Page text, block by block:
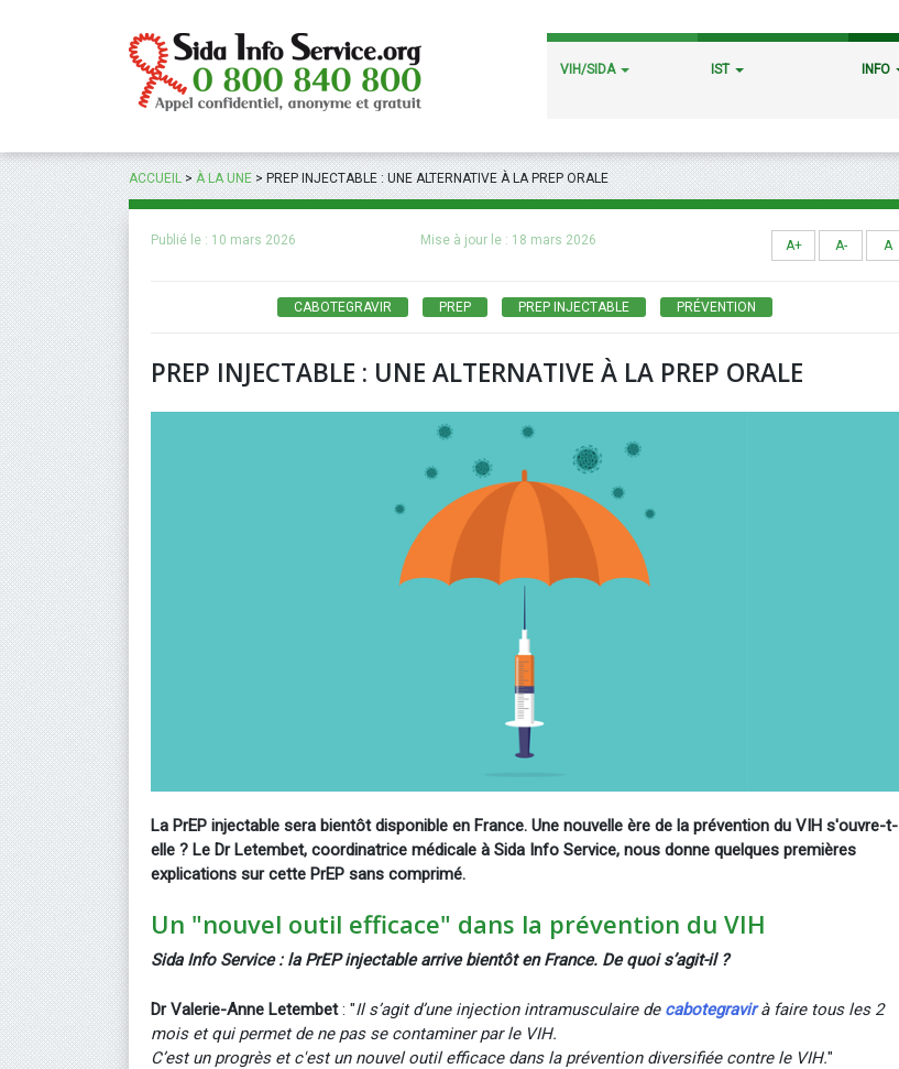
VIH/SIDA IST INFO
ACCUEIL>À LA UNE>PREP INJECTABLE : UNE ALTERNATIVE À LA PREP ORALE
Publié le : 10 mars 2026 Mise à jour le : 18 mars 2026 A+ A- A
CABOTEGRAVIR PREP PREP INJECTABLE PRÉVENTION
PREP INJECTABLE : UNE ALTERNATIVE À LA PREP ORALE
La PrEP injectable sera bientôt disponible en France. Une nouvelle ère de la prévention du VIH s'ouvre-t-
elle ? Le Dr Letembet, coordinatrice médicale à Sida Info Service, nous donne quelques premières
explications sur cette PrEP sans comprimé.
Un "nouvel outil efficace" dans la prévention du VIH
Sida Info Service : la PrEP injectable arrive bientôt en France. De quoi s’agit-il ?
Dr Valerie-Anne Letembet: "Il s’agit d’une injection intramusculaire de cabotegravir à faire tous les 2
mois et qui permet de ne pas se contaminer par le VIH.
C’est un progrès et c'est un nouvel outil efficace dans la prévention diversifiée contre le VIH."